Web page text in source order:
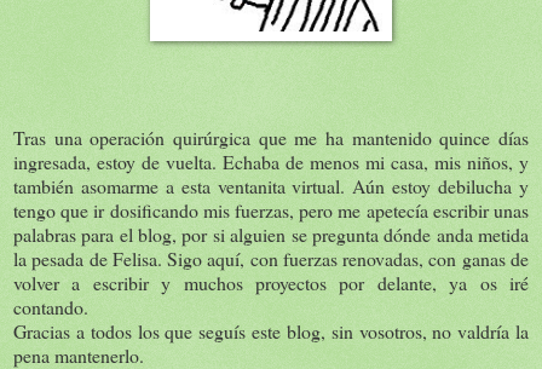
Tras una operación quirúrgica que me ha mantenido quince días
ingresada, estoy de vuelta. Echaba de menos mi casa, mis niños, y
también asomarme a esta ventanita virtual. Aún estoy debilucha y
tengo que ir dosificando mis fuerzas, pero me apetecía escribir unas
palabras para el blog, por si alguien se pregunta dónde anda metida
la pesada de Felisa. Sigo aquí, con fuerzas renovadas, con ganas de
volver a escribir y muchos proyectos por delante, ya os iré
contando.
Gracias a todos los que seguís este blog, sin vosotros, no valdría la
pena mantenerlo.